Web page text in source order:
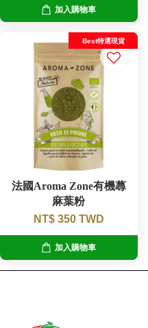
加入購物車
Best特選現貨
法國Aroma Zone有機蕁
麻葉粉
NT$ 350 TWD
加入購物車